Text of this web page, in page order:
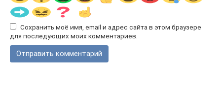
Сохранить моё имя, email и адрес сайта в этом браузере
для последующих моих комментариев.